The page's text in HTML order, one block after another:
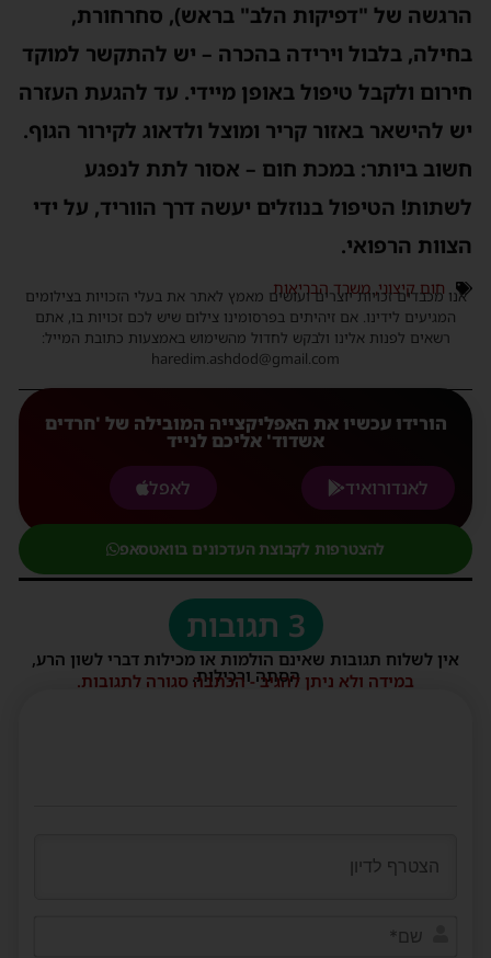
הרגשה של "דפיקות הלב" בראש), סחרחורת,
בחילה, בלבול וירידה בהכרה – יש להתקשר למוקד
חירום ולקבל טיפול באופן מיידי. עד להגעת העזרה
יש להישאר באזור קריר ומוצל ולדאוג לקירור הגוף.
חשוב ביותר: במכת חום – אסור לתת לנפגע
לשתות! הטיפול בנוזלים יעשה דרך הווריד, על ידי
הצוות הרפואי.
חום קיצוני,משרד הבריאות
אנו מכבדים זכויות יוצרים ועושים מאמץ לאתר את בעלי הזכויות בצילומים
המגיעים לידינו. אם זיהיתים בפרסומינו צילום שיש לכם זכויות בו, אתם
רשאים לפנות אלינו ולבקש לחדול מהשימוש באמצעות כתובת המייל:
haredim.ashdod@gmail.com
הורידו עכשיו את האפליקצייה המובילה של 'חרדים
אשדוד' אליכם לנייד
לאנדורואיד
לאפל
להצטרפות לקבוצת העדכונים בוואטסאפ
3 תגובות
אין לשלוח תגובות שאינם הולמות או מכילות דברי לשון הרע,
הסתה ורכילות.
במידה ולא ניתן להגיב - הכתבה סגורה לתגובות.